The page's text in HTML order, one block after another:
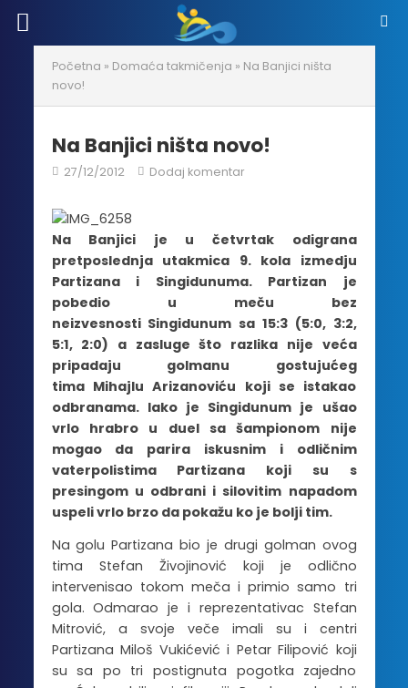
Početna » Domaća takmičenja » Na Banjici ništa
novo!
Na Banjici ništa novo!
27/12/2012 Dodaj komentar
Na Banjici je u četvrtak odigrana
pretposlednja utakmica 9. kola izmedju
Partizana i Singidunuma. Partizan je
pobedio u meču bez
neizvesnosti Singidunum sa 15:3 (5:0, 3:2,
5:1, 2:0) a zasluge što razlika nije veća
pripadaju golmanu gostujućeg
tima Mihajlu Arizanoviću koji se istakao
odbranama. Iako je Singidunum je ušao
vrlo hrabro u duel sa šampionom nije
mogao da parira iskusnim i odličnim
vaterpolistima Partizana koji su s
presingom u odbrani i silovitim napadom
uspeli vrlo brzo da pokažu ko je bolji tim.
Na golu Partizana bio je drugi golman ovog
tima Stefan Živojinović koji je odlično
intervenisao tokom meča i primio samo tri
gola. Odmarao je i reprezentativac Stefan
Mitrović, a svoje veče imali su i centri
Partizana Miloš Vukićević i Petar Filipović koji
su sa po tri postignuta pogotka zajedno